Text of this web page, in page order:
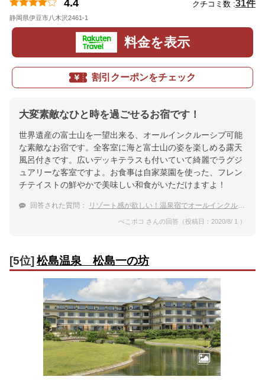
4.4 クチコミ数 :31件
静岡県伊豆市八木沢2461-1
料金を表示
割引クーポンをチェック
大変素敵なひと時を過ごせるお宿です！
世界遺産の富士山を一望出来る、オールインクルーシブ可能
な素敵なお宿です。全客室に海と富士山の姿を楽しめる露天
風呂付きです。広いデッキテラスも付いていて綺麗でラグジ
ュアリーな客室ですよ。お食事は自家菜園を使った、フレン
チテイストの鮮やかで美味しい和食がいただけますよ！
回答された質問： リゾート感が欲しい！温泉宿でオールインクルーシブができるところってありますか？
ぺこポコ さんの回答（投稿日：2020/8/ 1 ）
[5位]松島温泉 松島一の坊